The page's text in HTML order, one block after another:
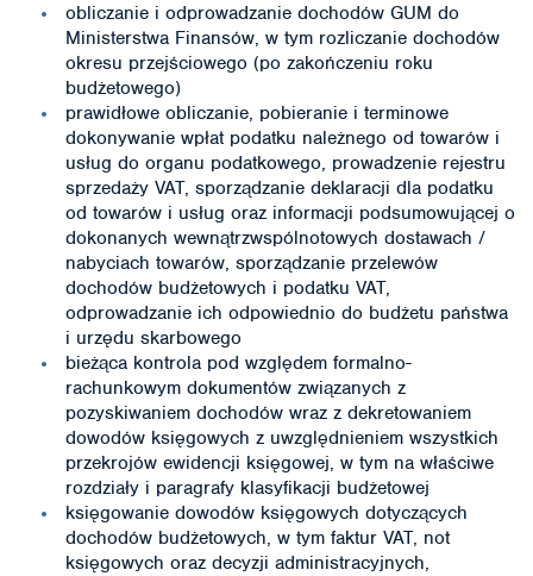
obliczanie i odprowadzanie dochodów GUM do
Ministerstwa Finansów, w tym rozliczanie dochodów
okresu przejściowego (po zakończeniu roku
budżetowego)
prawidłowe obliczanie, pobieranie i terminowe
dokonywanie wpłat podatku należnego od towarów i
usług do organu podatkowego, prowadzenie rejestru
sprzedaży VAT, sporządzanie deklaracji dla podatku
od towarów i usług oraz informacji podsumowującej o
dokonanych wewnątrzwspólnotowych dostawach /
nabyciach towarów, sporządzanie przelewów
dochodów budżetowych i podatku VAT,
odprowadzanie ich odpowiednio do budżetu państwa
i urzędu skarbowego
bieżąca kontrola pod względem formalno-
rachunkowym dokumentów związanych z
pozyskiwaniem dochodów wraz z dekretowaniem
dowodów księgowych z uwzględnieniem wszystkich
przekrojów ewidencji księgowej, w tym na właściwe
rozdziały i paragrafy klasyfikacji budżetowej
księgowanie dowodów księgowych dotyczących
dochodów budżetowych, w tym faktur VAT, not
księgowych oraz decyzji administracyjnych,